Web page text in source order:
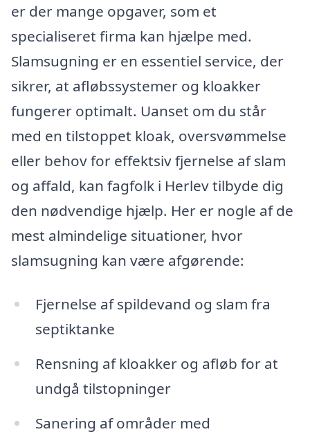
er der mange opgaver, som et
specialiseret firma kan hjælpe med.
Slamsugning er en essentiel service, der
sikrer, at afløbssystemer og kloakker
fungerer optimalt. Uanset om du står
med en tilstoppet kloak, oversvømmelse
eller behov for effektsiv fjernelse af slam
og affald, kan fagfolk i Herlev tilbyde dig
den nødvendige hjælp. Her er nogle af de
mest almindelige situationer, hvor
slamsugning kan være afgørende:
Fjernelse af spildevand og slam fra
septiktanke
Rensning af kloakker og afløb for at
undgå tilstopninger
Sanering af områder med